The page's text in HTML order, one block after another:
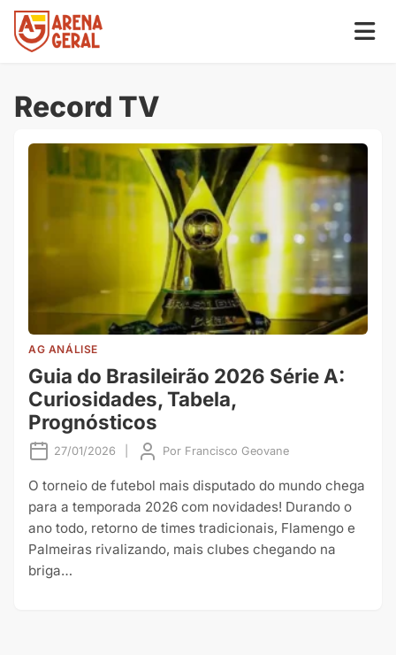
Record TV
AG ANÁLISE
Guia do Brasileirão 2026 Série A:
Curiosidades, Tabela,
Prognósticos
27/01/2026 Por Francisco Geovane
O torneio de futebol mais disputado do mundo chega
para a temporada 2026 com novidades! Durando o
ano todo, retorno de times tradicionais, Flamengo e
Palmeiras rivalizando, mais clubes chegando na
briga…